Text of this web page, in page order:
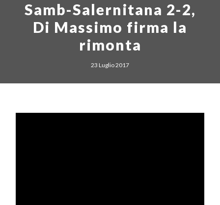
Samb-Salernitana 2-2,
Di Massimo firma la
rimonta
23 Luglio 2017